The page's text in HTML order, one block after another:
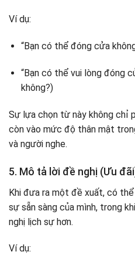
Ví dụ:
“Bạn có thể đóng cửa
“Bạn có thể vui lòng đóng
không?)
Sự lựa chọn từ này không chỉ
còn vào mức độ thân mật
và người nghe.
5. Mô tả lời đề nghị (Ưu
Khi đưa ra một đề xuất, có
sự sẵn sàng của mình, trong
nghị lịch sự hơn.
Ví dụ: